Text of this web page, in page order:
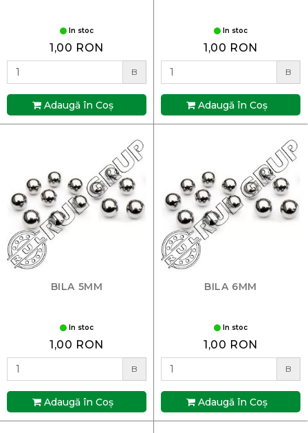
In stoc
1,00 RON
B
Adaugă în Coş
In stoc
1,00 RON
B
Adaugă în Coş
BILA 5MM
In stoc
1,00 RON
B
Adaugă în Coş
BILA 6MM
In stoc
1,00 RON
B
Adaugă în Coş